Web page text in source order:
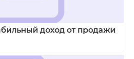
доход от продажи